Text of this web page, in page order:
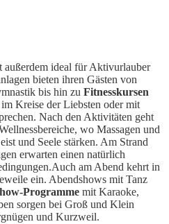
außerdem ideal für Aktivurlauber
bieten ihren Gästen von
bis hin zu Fitnesskursen
Kreise der Liebsten oder mit
Nach den Aktivitäten geht
wo Massagen und
und Seele stärken. Am Strand
erwarten einen natürlich
am Abend kehrt in
ein. Abendshows mit Tanz
Programme mit Karaoke,
sorgen bei Groß und Klein
und Kurzweil.